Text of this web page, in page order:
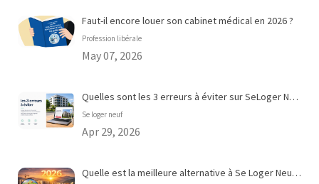
Faut-il encore louer son cabinet médical en 2026 ?
Profession libérale
May 07, 2026
Quelles sont les 3 erreurs à éviter sur SeLoger Neuf ?
Se loger neuf
Apr 29, 2026
Quelle est la meilleure alternative à Se Loger Neuf pour acheter dans le neuf en 2026 ?